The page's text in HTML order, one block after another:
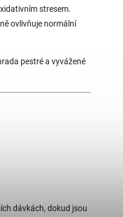
stresem.
ovlivňuje normální
pestré a vyvážené
dávkách, dokud jsou